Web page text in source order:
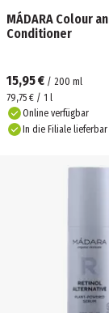
MÁDARA Colour
Conditioner
15,95 € / 200 ml
79,75 € / 1 l
Online verfügbar
In die Filiale lieferbar